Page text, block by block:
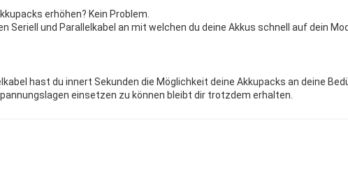
erhöhen? Kein Problem.
und Parallelkabel an mit welchen du deine Akkus schnell auf dein
hast du innert Sekunden die Möglichkeit deine Akkupacks an deine
einsetzen zu können bleibt dir trotzdem erhalten.